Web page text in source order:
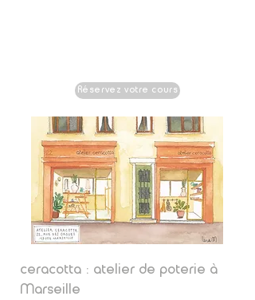
Réservez votre cours
ceracotta : atelier de poterie à
Marseille